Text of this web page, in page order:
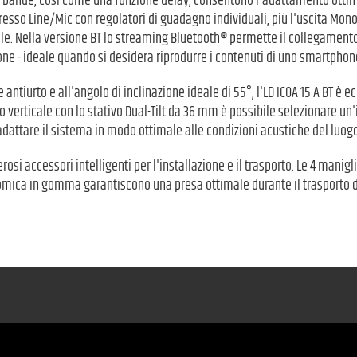
Line/Mic con regolatori di guadagno individuali, più l'uscita
Nella versione BT lo streaming Bluetooth® permette il
- ideale quando si desidera riprodurre i contenuti di uno
e all'angolo di inclinazione ideale di 55°, l'LD ICOA 15 A BT è
con lo stativo Dual-Tilt da 36 mm è possibile selezionare
il sistema in modo ottimale alle condizioni acustiche del
accessori intelligenti per l'installazione e il trasporto. Le 4
in gomma garantiscono una presa ottimale durante il trasporto